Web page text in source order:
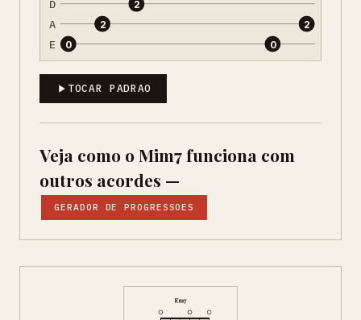
D
A
E 0
2
2
0
2
TOCAR PADRAO
Veja como o Mim7 funciona com
outros acordes —
GERADOR DE PROGRESSOES